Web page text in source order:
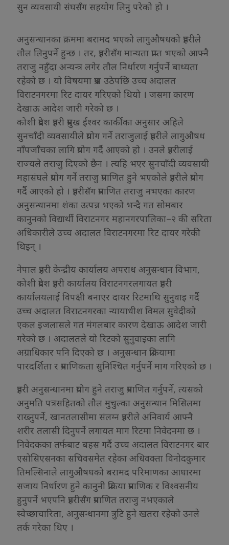
सुन व्यवसायी संघसँग सहयोग लिनु परेको हो ।
अनुसन्धानका क्रममा बरामद भएको लागुऔषधको प्रहरीले
तौल लिनुपर्ने हुन्छ । तर, प्रहरीसँग मान्यता प्राप्त भएको आफ्नै
तराजु नहुँदा अन्यन्त्र लगेर तौल निर्धारण गर्नुपर्ने बाध्यता
रहेको छ । यो विषयमा प्रश्न उठेपछि उच्च अदालत
विराटनगरमा रिट दायर गरिएको थियो । जसमा कारण
देखाऊ आदेश जारी गरेको छ ।
कोशी प्रदेश प्रहरी प्रमुख ईश्वर कार्कीका अनुसार अहिले
सुनचाँदी व्यवसायीले प्रयोग गर्ने तराजुलाई प्रहरीले लागुऔषध
नाँपजाँचका लागि प्रयोग गर्दै आएको हो । उनले प्रहरीलाई
राज्यले तराजु दिएको छैन । त्यहि भएर सुनचाँदी व्यवसायी
महासंघले प्रयोग गर्ने तराजु प्रमाणित हुने भएकोले प्रहरीले प्रयोग
गर्दै आएको हो । प्रहरीसँग प्रमाणित तराजु नभएका कारण
अनुसन्धानमा शंका उत्पन्न भएको भन्दै गत सोमबार
कानुनको विद्यार्थी विराटनगर महानगरपालिका–२ की सरिता
अधिकारीले उच्च अदालत विराटनगरमा रिट दायर गरेकी
थिइन् ।
नेपाल प्रहरी केन्द्रीय कार्यालय अपराध अनुसन्धान विभाग,
कोशी प्रदेश प्रहरी कार्यालय विराटनगरलगायत प्रहरी
कार्यालयलाई विपक्षी बनाएर दायर रिटमाथि सुनुवाइ गर्दै
उच्च अदालत विराटनगरका न्यायाधीश विमल सुवेदीको
एकल इजलासले गत मंगलबार कारण देखाऊ आदेश जारी
गरेको छ । अदालतले यो रिटको सुनुवाइका लागि
अग्राधिकार पनि दिएको छ । अनुसन्धान प्रक्रियामा
पारदर्शिता र प्रमाणिकता सुनिश्चित गर्नुपर्ने माग गरिएको छ ।
प्रहरी अनुसन्धानमा प्रयोग हुने तराजु प्रमाणित गर्नुपर्ने, त्यसको
अनुमति पत्रसहितको तौल मुचुल्का अनुसन्धान मिसिलमा
राख्नुपर्ने, खानतलासीमा संलग्न प्रहरीले अनिवार्य आफ्नै
शरीर तलासी दिनुपर्ने लगायत माग रिटमा निवेदनमा छ ।
निवेदकका तर्फबाट बहस गर्दै उच्च अदालत विराटनगर बार
एसोसिएसनका सचिवसमेत रहेका अधिवक्ता विनोदकुमार
तिमल्सिनाले लागुऔषधको बरामद परिमाणका आधारमा
सजाय निर्धारण हुने कानुनी प्रक्रिया प्रमाणिक र विश्वसनीय
हुनुपर्ने भएपनि प्रहरीसँग प्रमाणित तराजु नभएकाले
स्वेच्छाचारिता, अनुसन्धानमा त्रुटि हुने खतरा रहेको उनले
तर्क गरेका थिए ।